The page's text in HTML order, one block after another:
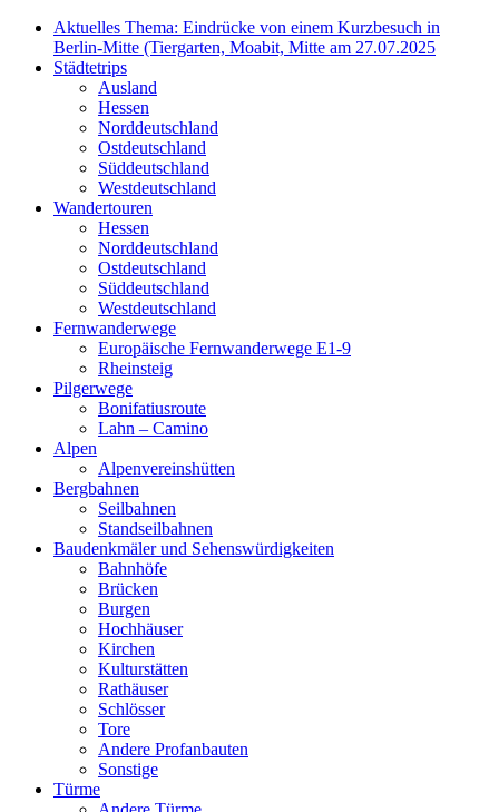
Aktuelles Thema: Eindrücke von einem Kurzbesuch in
Berlin-Mitte (Tiergarten, Moabit, Mitte am 27.07.2025
Städtetrips
Ausland
Hessen
Norddeutschland
Ostdeutschland
Süddeutschland
Westdeutschland
Wandertouren
Hessen
Norddeutschland
Ostdeutschland
Süddeutschland
Westdeutschland
Fernwanderwege
Europäische Fernwanderwege E1-9
Rheinsteig
Pilgerwege
Bonifatiusroute
Lahn – Camino
Alpen
Alpenvereinshütten
Bergbahnen
Seilbahnen
Standseilbahnen
Baudenkmäler und Sehenswürdigkeiten
Bahnhöfe
Brücken
Burgen
Hochhäuser
Kirchen
Kulturstätten
Rathäuser
Schlösser
Tore
Andere Profanbauten
Sonstige
Türme